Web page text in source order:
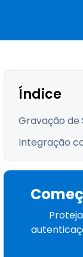
ภ
Índice
Gravação de
Integração